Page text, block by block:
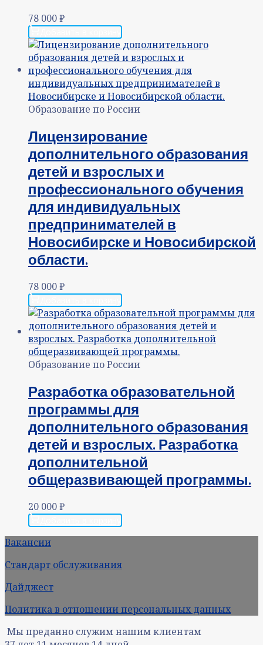
78 000₽
Образование по России
Лицензирование
дополнительного образования
детей и взрослых и
профессионального обучения
для индивидуальных
предпринимателей в
Новосибирске и Новосибирской
области.
78 000₽
Образование по России
Разработка образовательной
программы для
дополнительного образования
детей и взрослых. Разработка
дополнительной
общеразвивающей программы.
20 000₽
Вакансии
Стандарт обслуживания
Дайджест
Политика в отношении персональных данных
Мы преданно служим нашим клиентам